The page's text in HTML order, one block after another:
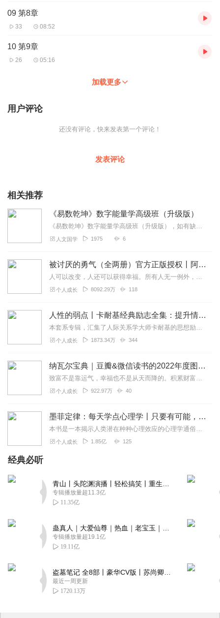
数学领域的关联。
本书适合中学生、大学生、数学专家和数学爱好者，读者可以从各
马克·钱伯兰（Marc Chamberland），美国郡礼学院数学和自然科
学的美和迷人之处，就数学和创造性主题进行了上百场讲座。
09 第8章
33 08:52
10 第9章
26 05:16
加载更多
用户评论
还没有评论，快来发表第一个评论！
发表评论
相关推荐
《易数乾坤》数字能量学高级班（升级版）
《易数乾坤》数字能量学高级班（升级版），如有缺少是官方系统删除，后期发现会补上，记得收藏关注
人文国学 1975 6
被讨厌的勇气（全两册）官方正版授权丨阿德勒心理学畅销经典｜幸福的勇气
人可以改变，人还可以获得幸福。所有人无一例外，都能如此。——阿德勒心理学一名深陷自卑、无能与不幸福的青年，听到了一名哲人主张的“世界无比单纯，人人都能幸福”便来...
个人成长 8092.29万 118
人性的弱点丨卡耐基经典励志全集：提升情商和沟通技巧
本套系专辑，汇集了人际关系学大师卡耐基的思想励志精华，收录《人性的弱点》《人性的优点》《语言的突破》《美好的人生》《快乐的人生》等所有经典！是卡耐基的经典合辑，...
个人成长 1873.34万 344
纳瓦尔宝典｜豆瓣&微信读书的2022年度图书|从白手起家到财务自由
致富不是靠运气，幸福也不是从天而降的。积累财富和幸福生活是我们可以学习的技能。这本书收集整理了硅谷投资人纳瓦尔在过去十年里通过推特、播客和采访等方式分享的人生智...
个人成长 922.97万 40
墨菲定律：每天学点心理学丨只要有可能，就一定会发生
本书是一本揭示人类潜在种种心理效应的心理学通俗读物，其中最有代表性的即“墨菲定律”。与此同时，从自我认知、经济管理等方面入手，作者引出了数十条对现代人工作和生活...
个人成长 1.85亿 125
经典必听
专辑播放量超11.3亿
11.35亿
专辑播放量超19.1亿
19.11亿
最近一周更新
1720.13万